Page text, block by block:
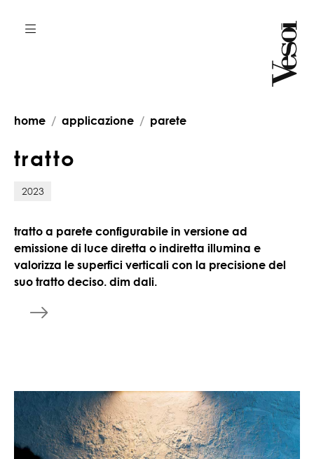
home applicazione parete
tratto
2023
tratto a parete configurabile in versione ad
emissione di luce diretta o indiretta illumina e
valorizza le superfici verticali con la precisione del
suo tratto deciso. dim dali.